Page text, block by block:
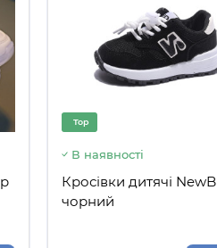
Top
В наявності
Кросівки дитячі NewB
чорний